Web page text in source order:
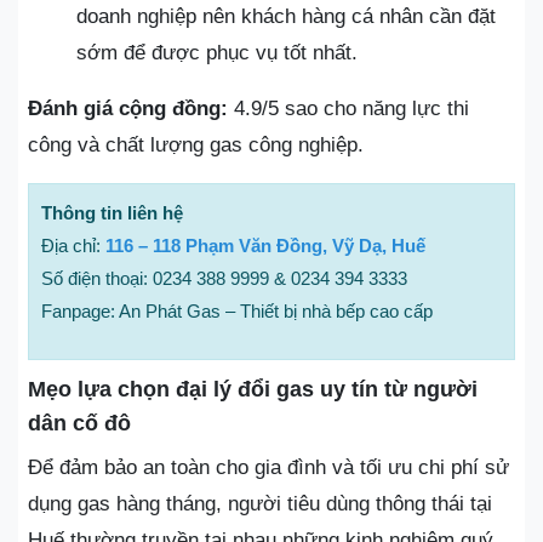
doanh nghiệp nên khách hàng cá nhân cần đặt
sớm để được phục vụ tốt nhất.
Đánh giá cộng đồng: 4.9/5 sao cho năng lực thi
công và chất lượng gas công nghiệp.
Thông tin liên hệ
Địa chỉ: 116 – 118 Phạm Văn Đồng, Vỹ Dạ, Huế
Số điện thoại: 0234 388 9999 & 0234 394 3333
Fanpage: An Phát Gas – Thiết bị nhà bếp cao cấp
Mẹo lựa chọn đại lý đổi gas uy tín từ người
dân cố đô
Để đảm bảo an toàn cho gia đình và tối ưu chi phí sử
dụng gas hàng tháng, người tiêu dùng thông thái tại